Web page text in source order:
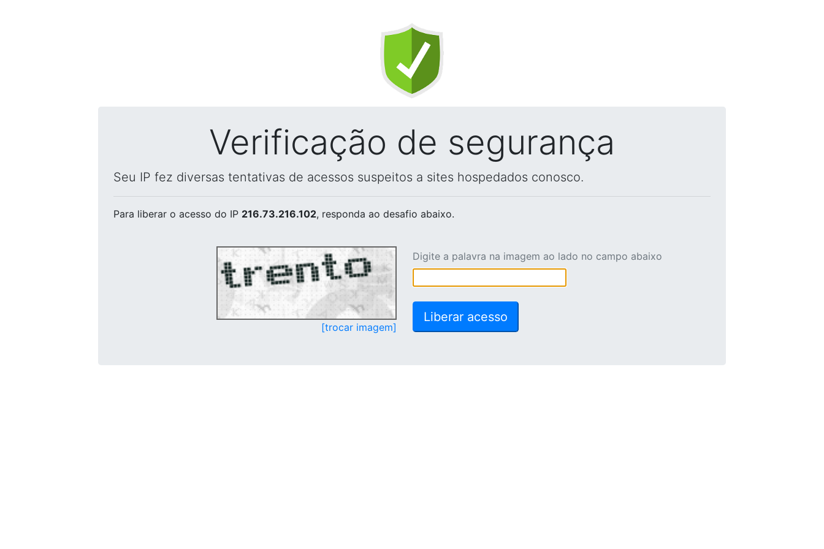
Verificação de segurança
Seu IP fez diversas tentativas de acessos suspeitos a sites hospedados conosco.
Para liberar o acesso do IP 216.73.216.102, responda ao desafio abaixo.
[trocar imagem]
Digite a palavra na imagem ao lado no campo abaixo